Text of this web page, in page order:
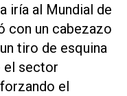
iría al Mundial de
con un cabezazo
tiro de esquina
el sector
el